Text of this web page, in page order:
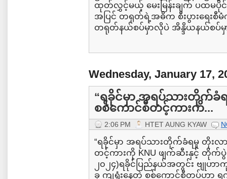
ထုတ်လွှင့်မယ့် မေးမြန်းချက် ပထမပို
အပြင် တရုတ်ရဲ့အဓိက စီးပွားရေး
တရုတ်နယ်စပ်မှာလိုပဲ အိန္ဒိယနယ်စပ်
Wednesday, January 17,
“ရခိုင်မှာ အရပ်သားတိုက်ခံရ
စစ်ကောင်စီတင့်ကားကိ...
2:06 PM HTET AUNG KYAW
“ရခိုင်မှာ အရပ်သားတိုက်ခံရမှု တိုးလာ
တင့်ကားကို KNU ဖျက်ဆီးနှင့် တိုက်ပွဲသ
၂၀၂၄)ရခိုင်ပြည်နယ်အတွင်း ဗျုဟာ
ခု ကျရှုံးနေတဲ့ စစ်ကောင်စီတပ်ဟာ